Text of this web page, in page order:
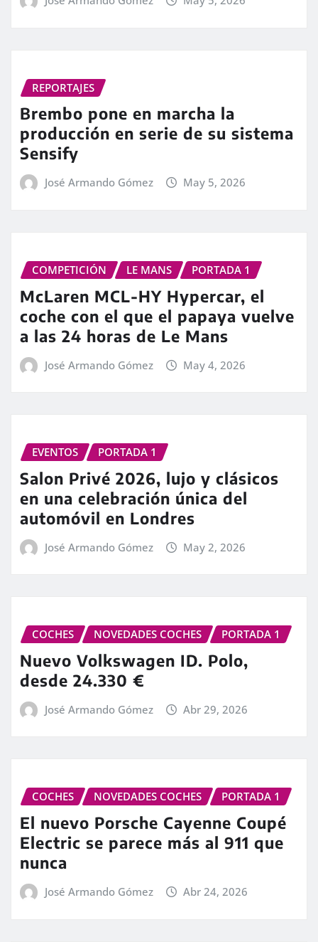
REPORTAJES
Brembo pone en marcha la
producción en serie de su sistema
Sensify
José Armando Gómez May 5, 2026
COMPETICIÓN LE MANS PORTADA 1
McLaren MCL-HY Hypercar, el
coche con el que el papaya vuelve
a las 24 horas de Le Mans
José Armando Gómez May 4, 2026
EVENTOS PORTADA 1
Salon Privé 2026, lujo y clásicos
en una celebración única del
automóvil en Londres
José Armando Gómez May 2, 2026
COCHES NOVEDADES COCHES PORTADA 1
Nuevo Volkswagen ID. Polo,
desde 24.330 €
José Armando Gómez Abr 29, 2026
COCHES NOVEDADES COCHES PORTADA 1
El nuevo Porsche Cayenne Coupé
Electric se parece más al 911 que
nunca
José Armando Gómez Abr 24, 2026